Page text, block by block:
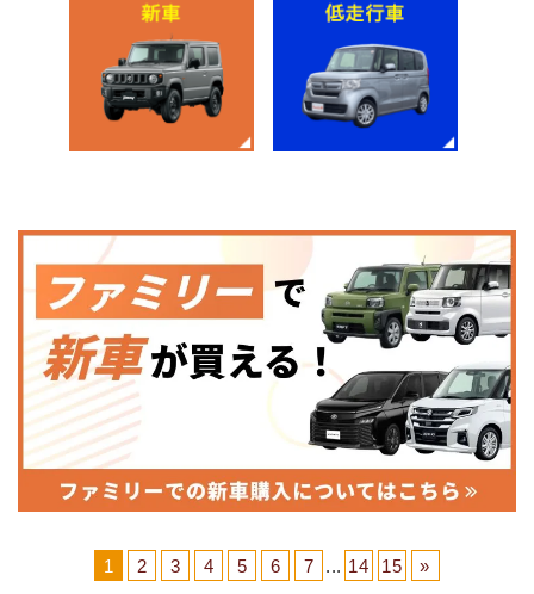
1 2 3 4 5 6 7 ... 14 15 »